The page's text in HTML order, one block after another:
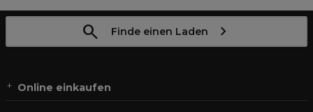
Finde einen Laden
Online einkaufen